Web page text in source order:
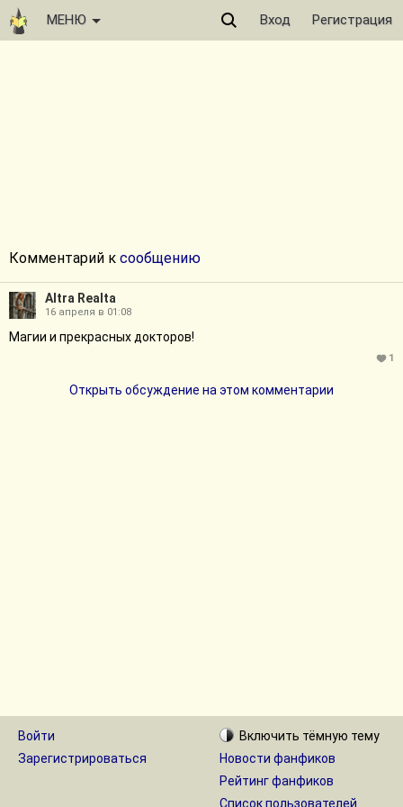
МЕНЮ Вход Регистрация
Комментарий к сообщению
Altra Realta
16 апреля в 01:08
Магии и прекрасных докторов!
1
Открыть обсуждение на этом комментарии
Войти
Зарегистрироваться
Включить тёмную тему
Новости фанфиков
Рейтинг фанфиков
Список пользователей